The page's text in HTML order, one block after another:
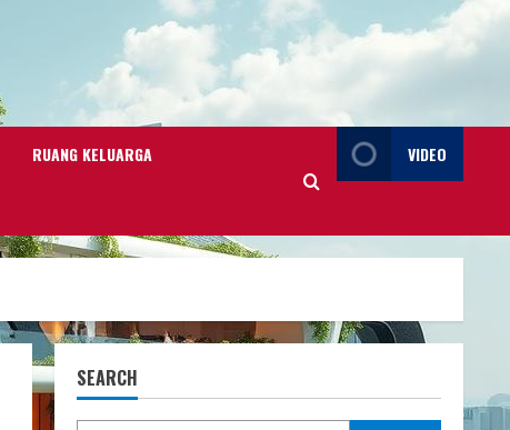
RUANG KELUARGA VIDEO
SEARCH